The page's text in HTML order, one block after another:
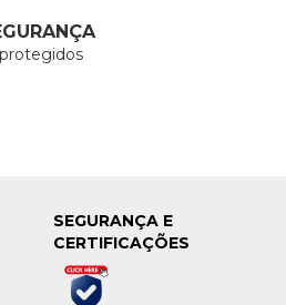
SEGURANÇA E
CERTIFICAÇÕES